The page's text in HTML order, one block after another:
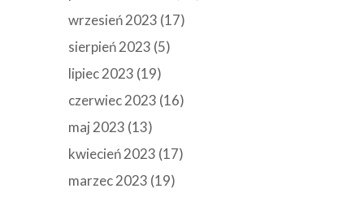
wrzesień 2023 (17)
sierpień 2023 (5)
lipiec 2023 (19)
czerwiec 2023 (16)
maj 2023 (13)
kwiecień 2023 (17)
marzec 2023 (19)